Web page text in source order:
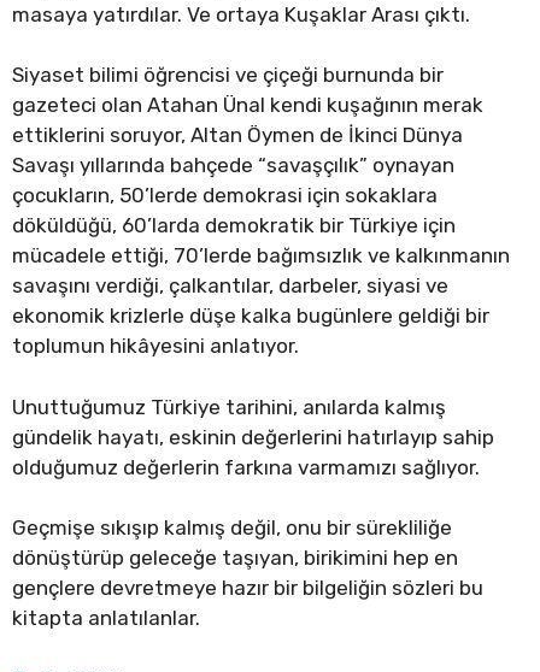
masaya yatırdılar. Ve ortaya Kuşaklar Arası çıktı.
Siyaset bilimi öğrencisi ve çiçeği burnunda bir
gazeteci olan Atahan Ünal kendi kuşağının merak
ettiklerini soruyor, Altan Öymen de İkinci Dünya
Savaşı yıllarında bahçede “savaşçılık” oynayan
çocukların, 50’lerde demokrasi için sokaklara
döküldüğü, 60’larda demokratik bir Türkiye için
mücadele ettiği, 70’lerde bağımsızlık ve kalkınmanın
savaşını verdiği, çalkantılar, darbeler, siyasi ve
ekonomik krizlerle düşe kalka bugünlere geldiği bir
toplumun hikâyesini anlatıyor.
Unuttuğumuz Türkiye tarihini, anılarda kalmış
gündelik hayatı, eskinin değerlerini hatırlayıp sahip
olduğumuz değerlerin farkına varmamızı sağlıyor.
Geçmişe sıkışıp kalmış değil, onu bir sürekliliğe
dönüştürüp geleceğe taşıyan, birikimini hep en
gençlere devretmeye hazır bir bilgeliğin sözleri bu
kitapta anlatılanlar.